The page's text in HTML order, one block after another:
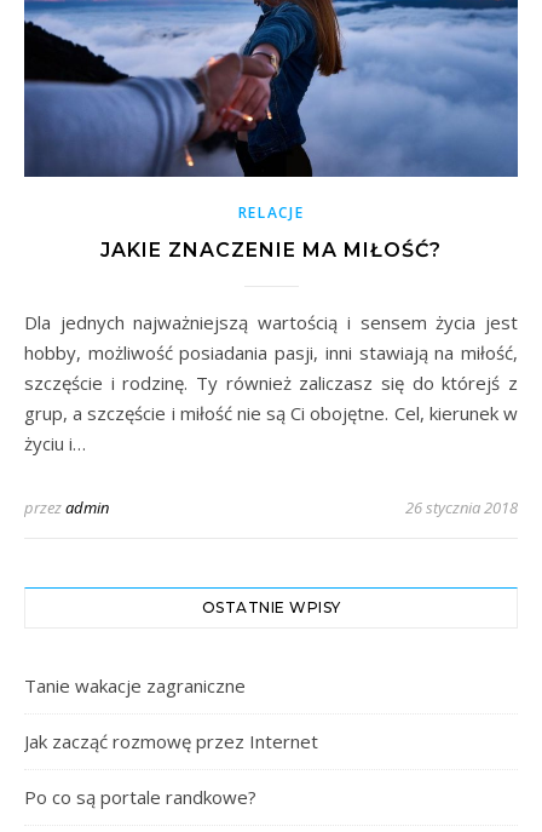
RELACJE
JAKIE ZNACZENIE MA MIŁOŚĆ?
Dla jednych najważniejszą wartością i sensem życia jest
hobby, możliwość posiadania pasji, inni stawiają na miłość,
szczęście i rodzinę. Ty również zaliczasz się do którejś z
grup, a szczęście i miłość nie są Ci obojętne. Cel, kierunek w
życiu i…
przezadmin 26 stycznia 2018
OSTATNIE WPISY
Tanie wakacje zagraniczne
Jak zacząć rozmowę przez Internet
Po co są portale randkowe?